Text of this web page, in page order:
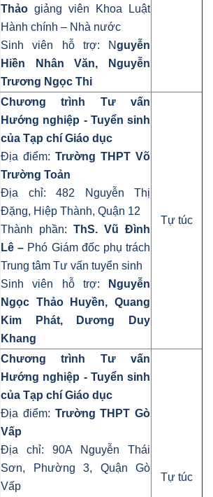
Thảo giảng viên Khoa Luật
Hành chính – Nhà nước
Sinh viên hỗ trợ: Nguyễn
Hiền Nhân Văn, Nguyễn
Trương Ngọc Thi
Chương trình Tư vấn
Hướng nghiệp - Tuyển sinh
của Tạp chí Giáo dục
Địa điểm: Trường THPT Võ
Trường Toản
Địa chỉ: 482 Nguyễn Thị
Đặng, Hiệp Thành, Quận 12
Thành phần: ThS. Vũ Đình
Lê – Phó Giám đốc phụ trách
Trung tâm Tư vấn tuyển sinh
Sinh viên hỗ trợ:
Nguyễn
Ngọc Thảo Huyền,Quang
Kim Phát, Dương Duy
Khang
Tự túc
Chương trình Tư vấn
Hướng nghiệp - Tuyển sinh
của Tạp chí Giáo dục
Địa điểm: Trường THPT Gò
Vấp
Địa chỉ: 90A Nguyễn Thái
Sơn, Phường 3, Quận Gò
Vấp
Tự túc